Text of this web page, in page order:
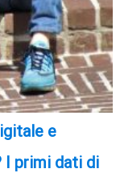
e
I primi dati di